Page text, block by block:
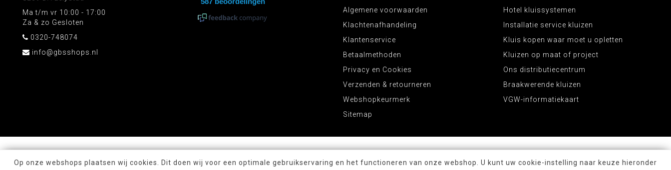
Ma t/m vr 10:00 - 17:00
Za & zo Gesloten
0320-748074
info@gbsshops.nl
Algemene voorwaarden
Klachtenafhandeling
Klantenservice
Betaalmethoden
Privacy en Cookies
Verzenden & retourneren
Webshopkeurmerk
Sitemap
Hotel kluissystemen
Installatie service kluizen
Kluis kopen waar moet u opletten
Kluizen op maat of project
Ons distributiecentrum
Braakwerende kluizen
VGW-informatiekaart
Op onze webshops plaatsen wij cookies. Dit doen wij voor een optimale gebruikservaring en het functioneren van onze webshop. U kunt uw cookie-instelling naar keuze hieronder